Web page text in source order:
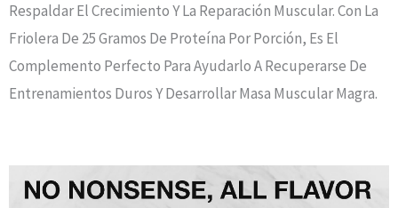
Respaldar El Crecimiento Y La Reparación Muscular. Con La
Friolera De 25 Gramos De Proteína Por Porción, Es El
Complemento Perfecto Para Ayudarlo A Recuperarse De
Entrenamientos Duros Y Desarrollar Masa Muscular Magra.